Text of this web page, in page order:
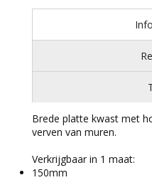
Brede platte kwast met
verven van muren.
Verkrijgbaar in 1 maat:
150mm